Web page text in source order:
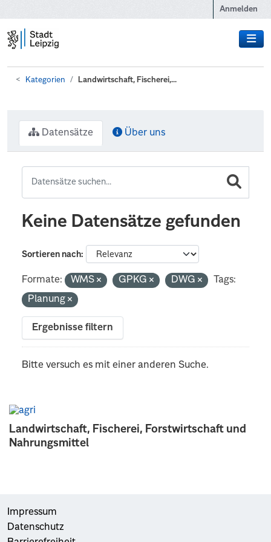
Anmelden
Kategorien Landwirtschaft, Fischerei,...
Landwirtschaft, Fischerei, Forstwirtschaft und
Nahrungsmittel
Datensätze Über uns
Keine Datensätze gefunden
Sortieren nach
Formate: WMS GPKG DWG
Tags:
Planung
Ergebnisse filtern
Bitte versuch es mit einer anderen Suche.
Impressum
Datenschutz